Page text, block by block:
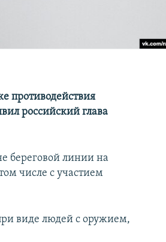
противодействия
российский глава
береговой линии на
числе с участием
виде людей с оружием,